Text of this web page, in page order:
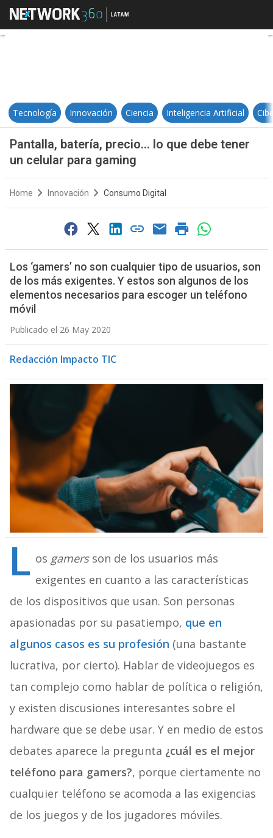
Pantalla, batería, precio… lo que
Tecnología Innovación Ciencia Inteligencia Artificial
Pantalla, batería, precio… lo que debe tener
un celular para gaming
Home Innovación Consumo Digital
Los ‘gamers’ no son cualquier tipo de usuarios, son
de los más exigentes. Y estos son algunos de los
elementos necesarios para escoger un teléfono
móvil
Publicado el 26 May 2020
Redacción Impacto TIC
L os gamersson de los usuarios más
exigentes en cuanto a las características
de los dispositivos que usan. Son personas
apasionadas por su pasatiempo, que en
algunos casos es su profesión (una bastante
lucrativa, por cierto). Hablar de videojuegos es
tan complejo como hablar de política o religión,
y existen discusiones interesantes sobre el
hardware que se debe usar. Y en medio de estos
debates aparece la pregunta ¿cuál es el mejor
teléfono para gamers?, porque ciertamente no
cualquier teléfono se acomoda a las exigencias
de los juegos y de los jugadores móviles.